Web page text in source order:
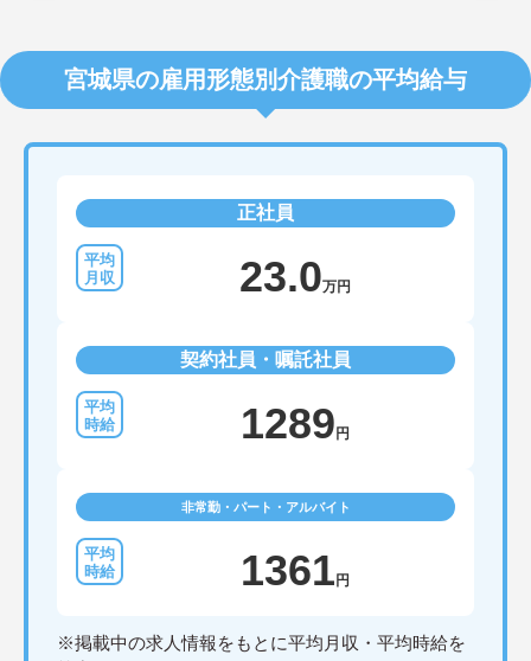
宮城県の雇用形態別介護職の平均給与
正社員
23.0万円
契約社員・嘱託社員
1289 円
非常勤・パート・アルバイト
1361 円
※掲載中の求人情報をもとに平均月収・平均時給を